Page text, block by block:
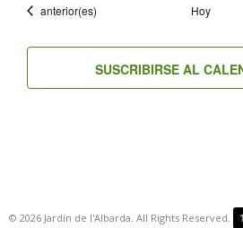
Eventos
anterior(es) Hoy
SUSCRIBIRSE AL
© 2026 Jardín de l'Albarda. All Rights Reserved.